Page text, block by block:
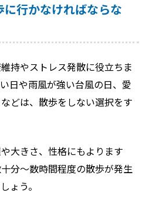
行かなければならな
持やストレス発散に役立ちま
日や雨風が強い台風の日、愛
どは、散歩をしない選択をす
大きさ、性格にもよります
分～数時間程度の散歩が発生
ょう。